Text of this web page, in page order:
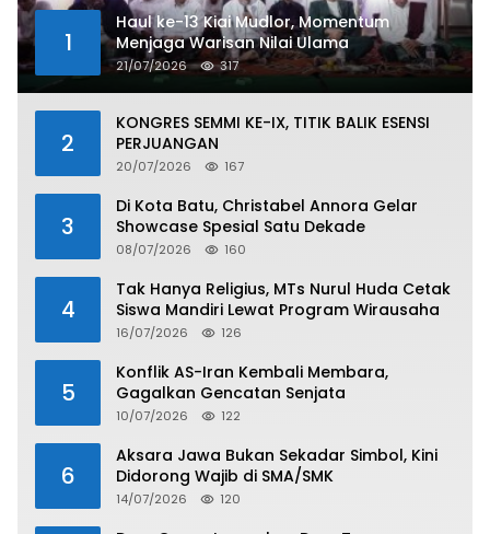
1
Haul ke-13 Kiai Mudlor, Momentum
Menjaga Warisan Nilai Ulama
21/07/2026 317
2
KONGRES SEMMI KE-IX, TITIK BALIK ESENSI
PERJUANGAN
20/07/2026 167
3
Di Kota Batu, Christabel Annora Gelar
Showcase Spesial Satu Dekade
08/07/2026 160
4
Tak Hanya Religius, MTs Nurul Huda Cetak
Siswa Mandiri Lewat Program Wirausaha
16/07/2026 126
5
Konflik AS-Iran Kembali Membara,
Gagalkan Gencatan Senjata
10/07/2026 122
6
Aksara Jawa Bukan Sekadar Simbol, Kini
Didorong Wajib di SMA/SMK
14/07/2026 120